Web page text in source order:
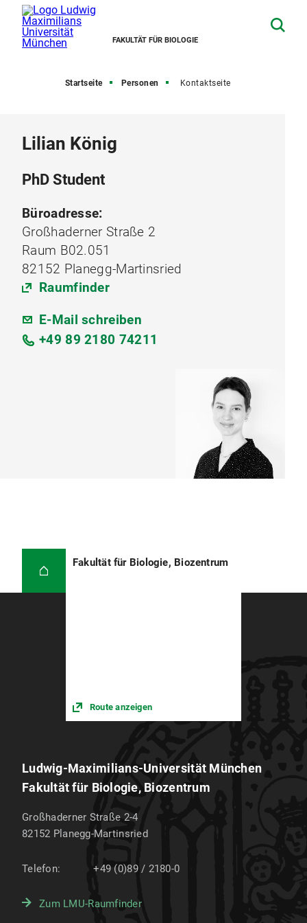
FAKULTÄT FÜR BIOLOGIE
Startseite Personen Kontaktseite
Lilian König
PhD Student
Büroadresse:
Großhaderner Straße 2
Raum B02.051
82152 Planegg-Martinsried
Raumfinder
E-Mail schreiben
+49 89 2180 74211
Fakultät für Biologie, Biozentrum
Route anzeigen
Ludwig-Maximilians-Universität München
Fakultät für Biologie, Biozentrum
Großhaderner Straße 2-4
82152 Planegg-Martinsried
Telefon: +49 (0)89 / 2180-0
Zum LMU-Raumfinder